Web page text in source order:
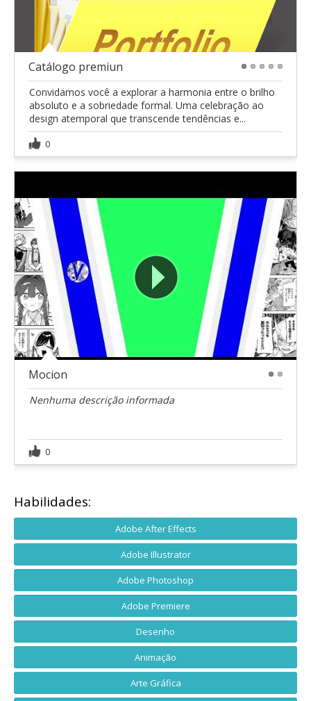
Catálogo premiun
Convidamos você a explorar a harmonia entre o brilho
absoluto e a sobriedade formal. Uma celebração ao
design atemporal que transcende tendências e...
0
Mocion
Nenhuma descrição informada
0
Habilidades:
Adobe After Effects
Adobe Illustrator
Adobe Photoshop
Adobe Premiere
Desenho
Animação
Arte Gráfica